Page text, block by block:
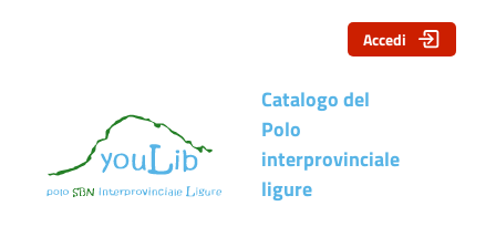
Catalogo del
Polo
interprovinciale
ligure
Accedi